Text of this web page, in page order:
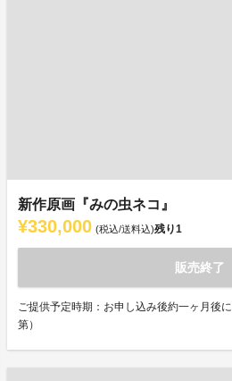
新作原画『みの虫ネコ』
¥330,000 (税込/送料込)残り1
販売終了
ご提供予定時期：お申し込み後約一ヶ月後
第）